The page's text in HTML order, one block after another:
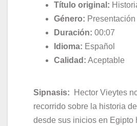
Título original:
Género: Presentación
Duración: 00:07
Idioma: Español
Calidad: Aceptable
Sipnasis: Hector Vieytes
recorrido sobre la historia
desde sus inicios en Egipto